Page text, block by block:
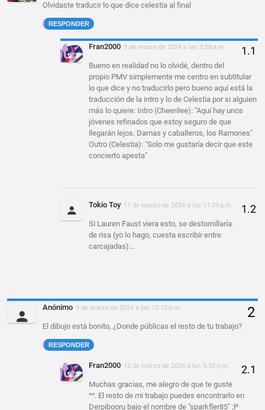
Olvidaste traducir lo que dice celestia al final
RESPONDER
Fran2000 9 de marzo de 2024 a las 3:58 a.m.
Bueno en realidad no lo olvidé, dentro del
propio PMV simplemente me centro en subtitular
lo que dice y no traducirlo pero bueno aquí está la
traducción de la intro y lo de Celestia por si alguien
más lo quiere: Intro (Cheerilee): "Aquí hay unos
jóvenes refinados que estoy seguro de que
llegarán lejos. Damas y caballeros, los Ramones"
Outro (Celestia): "Solo me gustaría decir que este
concierto apesta"
Tokio Toy 11 de marzo de 2024 a las 11:39 a.m.
Si Lauren Faust viera esto, se destornillaría
de risa (yo lo hago, cuesta escribir entre
carcajadas)...
Anónimo 9 de marzo de 2024 a las 12:10 p.m.
El dibujo está bonito, ¿Donde públicas el resto de tu trabajo?
RESPONDER
Fran2000 12 de marzo de 2024 a las 5:28 p.m.
Muchas gracias, me alegro de que te guste
^^. El resto de mi trabajo puedes encontrarlo en
Derpibooru bajo el nombre de "sparkfler85" ;P